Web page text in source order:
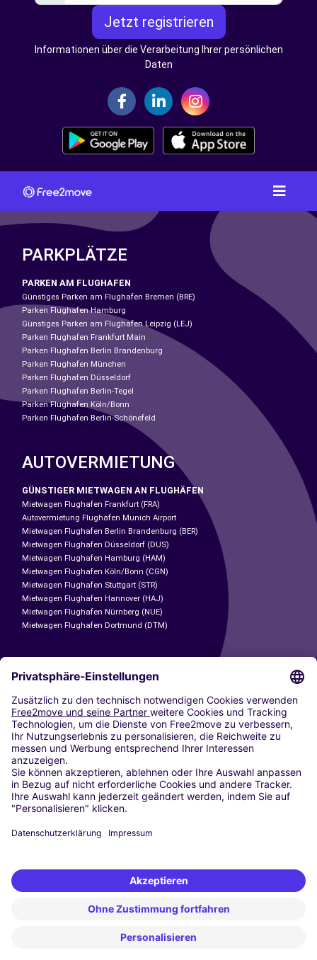
Jetzt registrieren
Informationen über die Verarbeitung Ihrer persönlichen
Daten
PARKPLÄTZE
PARKEN AM FLUGHAFEN
Günstiges Parken am Flughafen Bremen (BRE)
Parken Flughafen Hamburg
Günstiges Parken am Flughafen Leipzig (LEJ)
Parken Flughafen Frankfurt Main
Parken Flughafen Berlin Brandenburg
Parken Flughafen München
Parken Flughafen Düsseldorf
Parken Flughafen Berlin-Tegel
Parken Flughafen Köln/Bonn
Parken Flughafen Berlin-Schönefeld
AUTOVERMIETUNG
GÜNSTIGER MIETWAGEN AN FLUGHÄFEN
Mietwagen Flughafen Frankfurt (FRA)
Autovermietung Flughafen Munich Airport
Mietwagen Flughafen Berlin Brandenburg (BER)
Mietwagen Flughafen Düsseldorf (DUS)
Mietwagen Flughafen Hamburg (HAM)
Mietwagen Flughafen Köln/Bonn (CGN)
Mietwagen Flughafen Stuttgart (STR)
Mietwagen Flughafen Hannover (HAJ)
Mietwagen Flughafen Nürnberg (NUE)
Mietwagen Flughafen Dortmund (DTM)
CARSHARING
UNSERE STÄDTE
Paris
Madrid
Washington DC
Mailand
Rom
Turin
Wien
Berlin
Düsseldorf